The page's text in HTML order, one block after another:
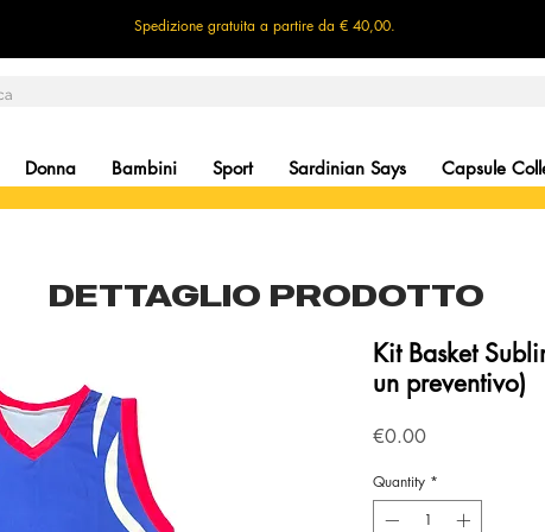
Spedizione gratuita a partire da € 40,00.
Donna Bambini Sport Sardinian Says Capsule
DETTAGLIO PRODOTTO
Kit Basket
un preventivo)
€0.00Price
Quantity *